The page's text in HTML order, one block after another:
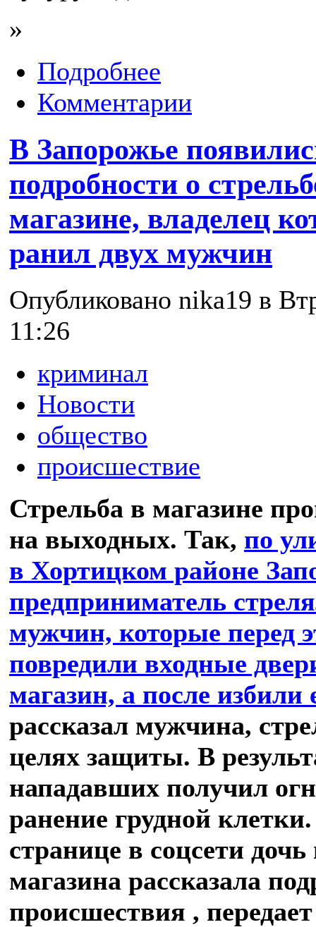
»
Подробнее
Комментарии
В Запорожье
подробности о
магазине, владелец
ранил двух мужчин
Опубликовано nika19 в
11:26
криминал
Новости
общество
происшествие
Стрельба в магазине
на выходных. Так, по
в Хортицком районе
предприниматель
мужчин, которые перед
повредили входные
магазин, а после избили
рассказал мужчина,
целях защиты. В
нападавших получил
ранение грудной
странице в соцсети дочь
магазина рассказала
происшествия ,